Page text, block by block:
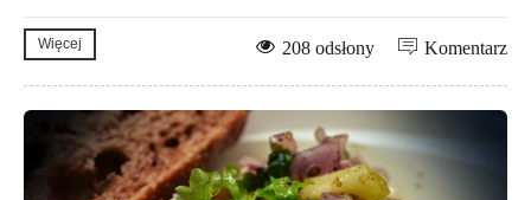
Więcej Komentarz
208 odsłony